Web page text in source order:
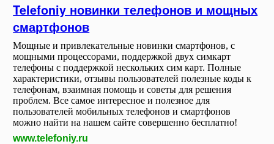
Telefoniy новинки телефонов и мощных
смартфонов
Мощные и привлекательные новинки смартфонов, с
мощными процессорами, поддержкой двух симкарт
телефоны с поддержкой нескольких сим карт. Полные
характеристики, отзывы пользователей полезные коды к
телефонам, взаимная помощь и советы для решения
проблем. Все самое интересное и полезное для
пользователей мобильных телефонов и смартфонов
можно найти на нашем сайте совершенно бесплатно!
www.telefoniy.ru